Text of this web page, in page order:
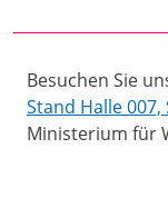
Besuchen Sie
Stand Halle 007,
Ministerium für